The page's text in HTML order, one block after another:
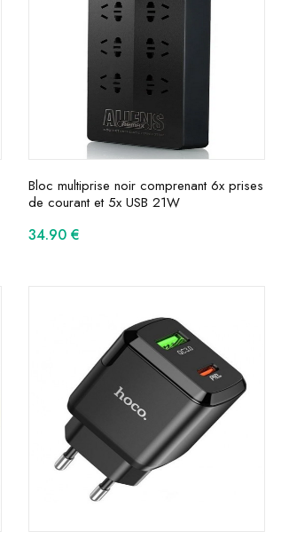
Bloc multiprise noir comprenant 6x prises
de courant et 5x USB 21W
34.90 €